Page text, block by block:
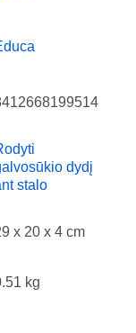
dydį
stalo
x 20 x 4 cm
kg